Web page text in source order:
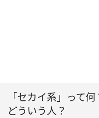
「セカイ系」って
どういう人？